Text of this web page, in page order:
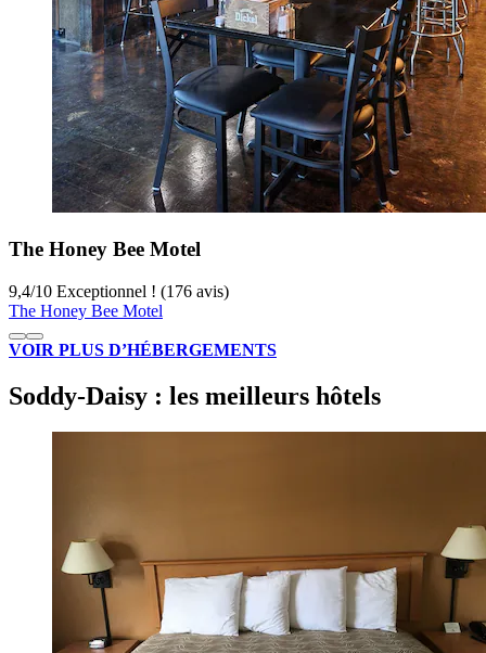
The Honey Bee Motel
9,4/10 Exceptionnel ! (176 avis)
The Honey Bee Motel
VOIR PLUS D’HÉBERGEMENTS
Soddy-Daisy : les meilleurs hôtels